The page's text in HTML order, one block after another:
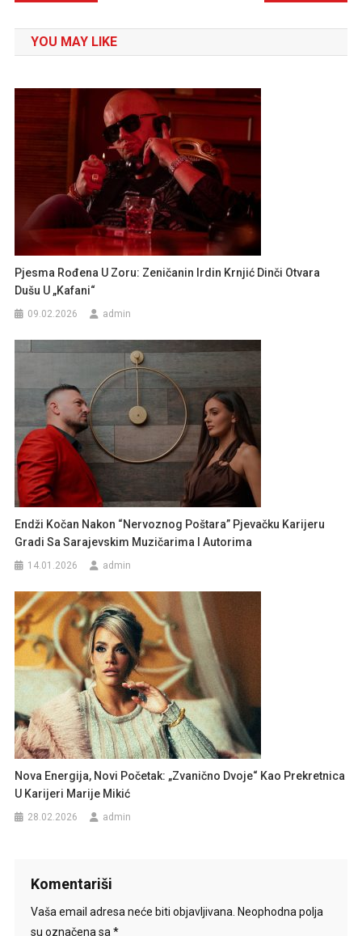
članaka
YOU MAY LIKE
Pjesma Rođena U Zoru: Zeničanin Irdin Krnjić Dinči Otvara
Dušu U „Kafani“
09.02.2026 admin
Endži Kočan Nakon “Nervoznog Poštara” Pjevačku Karijeru
Gradi Sa Sarajevskim Muzičarima I Autorima
14.01.2026 admin
Nova Energija, Novi Početak: „Zvanično Dvoje“ Kao Prekretnica
U Karijeri Marije Mikić
28.02.2026 admin
Komentariši
Vaša email adresa neće biti objavljivana. Neophodna polja
su označena sa *